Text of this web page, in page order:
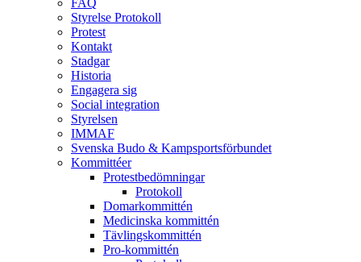
FAQ
Styrelse Protokoll
Protest
Kontakt
Stadgar
Historia
Engagera sig
Social integration
Styrelsen
IMMAF
Svenska Budo & Kampsportsförbundet
Kommittéer
Protestbedömningar
Protokoll
Domarkommittén
Medicinska kommittén
Tävlingskommittén
Pro-kommittén